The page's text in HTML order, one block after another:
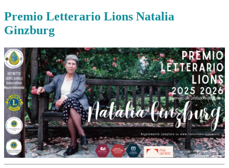
Premio Letterario Lions Natalia
Ginzburg